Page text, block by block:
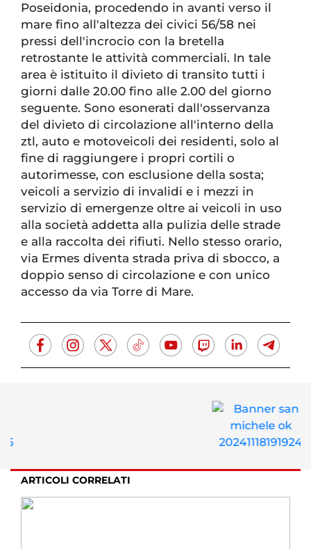
Poseidonia, procedendo in avanti verso il
mare fino all'altezza dei civici 56/58 nei
pressi dell'incrocio con la bretella
retrostante le attività commerciali. In tale
area è istituito il divieto di transito tutti i
giorni dalle 20.00 fino alle 2.00 del giorno
seguente. Sono esonerati dall'osservanza
del divieto di circolazione all'interno della
ztl, auto e motoveicoli dei residenti, solo al
fine di raggiungere i propri cortili o
autorimesse, con esclusione della sosta;
veicoli a servizio di invalidi e i mezzi in
servizio di emergenze oltre ai veicoli in uso
alla società addetta alla pulizia delle strade
e alla raccolta dei rifiuti. Nello stesso orario,
via Ermes diventa strada priva di sbocco, a
doppio senso di circolazione e con unico
accesso da via Torre di Mare.
ARTICOLI CORRELATI